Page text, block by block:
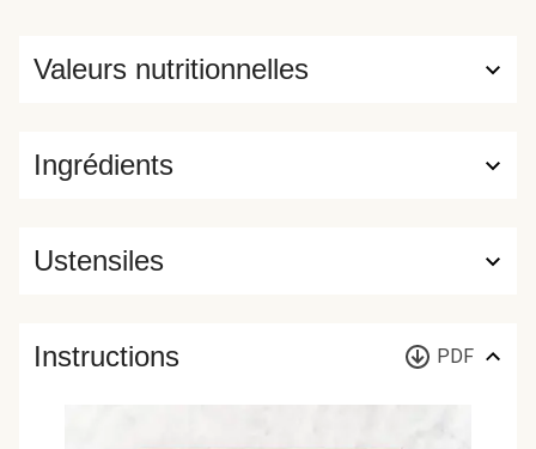
Ingrédients
Valeurs nutritionnelles
Ustensiles
Instructions PDF